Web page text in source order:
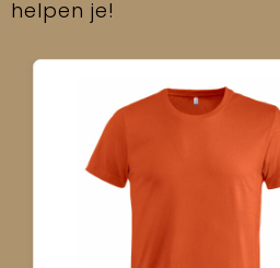
helpen je!